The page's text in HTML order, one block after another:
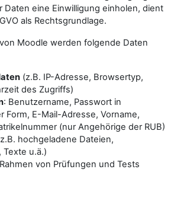
eine Einwilligung einholen, dient
als Rechtsgrundlage.
Moodle werden folgende Daten
(z.B. IP-Adresse, Browsertyp,
des Zugriffs)
: Benutzername, Passwort in
Form, E-Mail-Adresse, Vorname,
(nur Angehörige der RUB)
hochgeladene Dateien,
Texte u.ä.)
von Prüfungen und Tests